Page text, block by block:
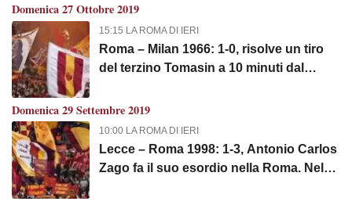
Domenica 27 Ottobre 2019
15:15 LA ROMA DI IERI
Roma – Milan 1966: 1-0, risolve un tiro
del terzino Tomasin a 10 minuti dal
casa sul Milan dopo 11 anni
Domenica 29 Settembre 2019
10:00 LA ROMA DI IERI
Lecce – Roma 1998: 1-3, Antonio Carlos
Zago fa il suo esordio nella Roma. Nel